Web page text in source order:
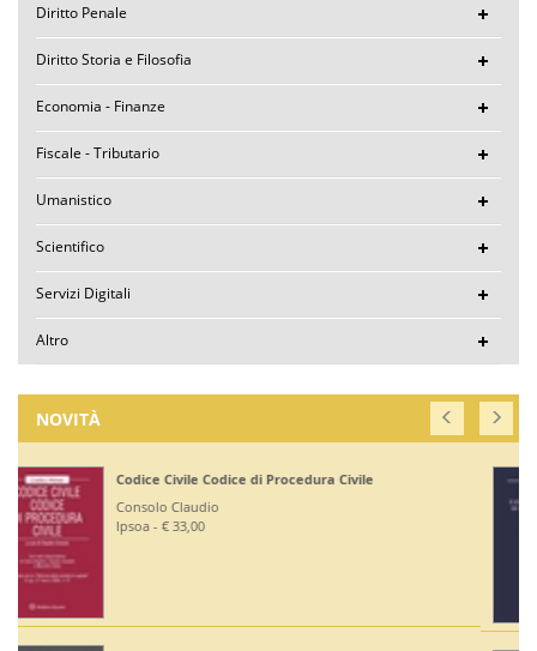
Diritto Penale
Diritto Storia e Filosofia
Economia - Finanze
Fiscale - Tributario
Umanistico
Scientifico
Servizi Digitali
Altro
NOVITÀ
Corte di Giustizia dell'Unione Europea
Ruffini Giuseppe
Editoriale Scientifica - € 36,00